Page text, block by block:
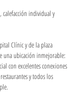
calefacción individual y
Clínic y de la plaza
una ubicación inmejorable:
con excelentes conexiones
y todos los